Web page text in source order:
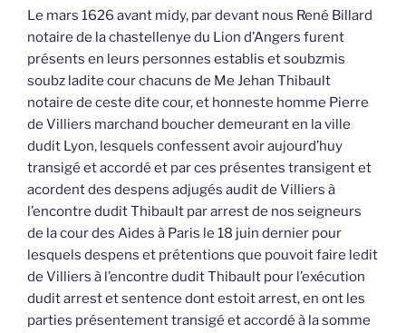
Le mars 1626 avant midy, par devant nous René Billard
notaire de la chastellenye du Lion d’Angers furent
présents en leurs personnes establis et soubzmis
soubz ladite cour chacuns de Me Jehan Thibault
notaire de ceste dite cour, et honneste homme Pierre
de Villiers marchand boucher demeurant en la ville
dudit Lyon, lesquels confessent avoir aujourd’huy
transigé et accordé et par ces présentes transigent et
acordent des despens adjugés audit de Villiers à
l’encontre dudit Thibault par arrest de nos seigneurs
de la cour des Aides à Paris le 18 juin dernier pour
lesquels despens et prétentions que pouvoit faire ledit
de Villiers à l’encontre dudit Thibault pour l’exécution
dudit arrest et sentence dont estoit arrest, en ont les
parties présentement transigé et accordé à la somme